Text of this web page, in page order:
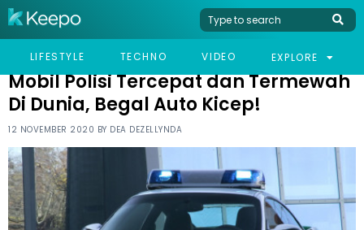
LIFESTYLE TECHNO VIDEO EXPLORE
HOME VIRAL
MOBIL POLISI TERCEPAT DAN TERMEWAH DI DUNIA, BEGAL AUTO
Mobil Polisi Tercepat dan Termewah
Di Dunia, Begal Auto Kicep!
12 NOVEMBER 2020 BY DEA DEZELLYNDA